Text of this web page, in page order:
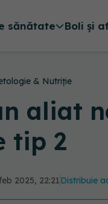
sănătate Boli și
& Nutriție
aliat
tip 2
2025, 22:21Distribuie